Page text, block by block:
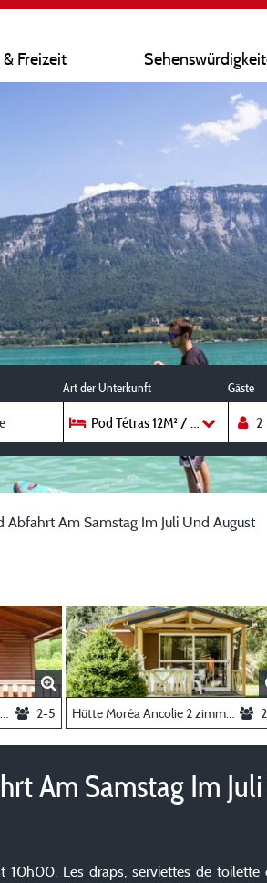
Freizeit
Art der Unterkunft
Pod Tétras 12M² / Ankunft Und
Gäste
Abfahrt Am Samstag Im Juli Und August
Hütte Arolle 2 zimmer / Ankunft und Abfahrt AM SAMSTAG im Juli und August 2-5 Hütte Moréa Ancolie 2 zimmer / Ankunft und Abfahrt AM SAMSTAG im Juli und August
Am Samstag Im
Les draps, serviettes de